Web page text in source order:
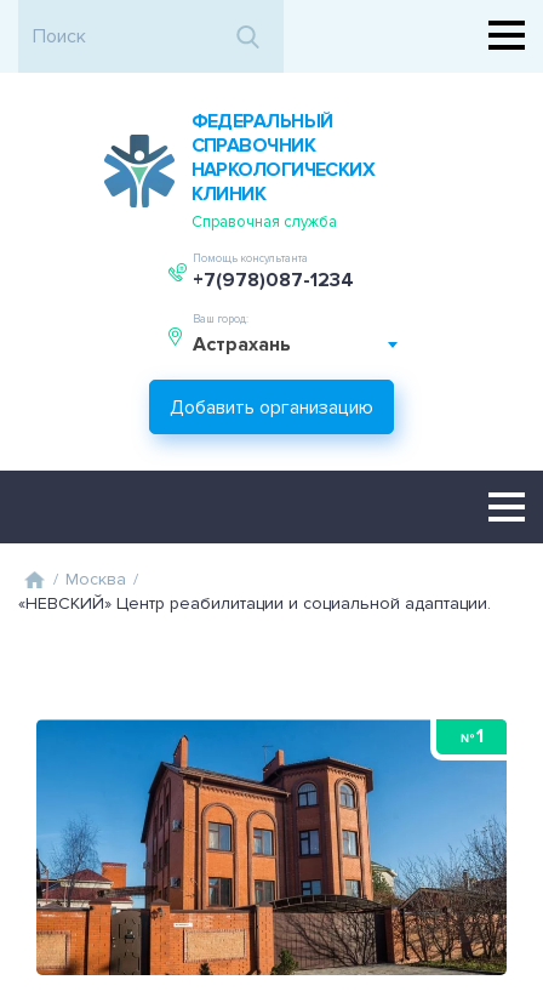
ФЕДЕРАЛЬНЫЙ
СПРАВОЧНИК
НАРКОЛОГИЧЕСКИХ
КЛИНИК
Справочная служба
Помощь консультанта
+7(978)087-1234
Ваш город:
Астрахань
Добавить организацию
/ Москва /
«НЕВСКИЙ» Центр реабилитации и социальной адаптации.
№ 1